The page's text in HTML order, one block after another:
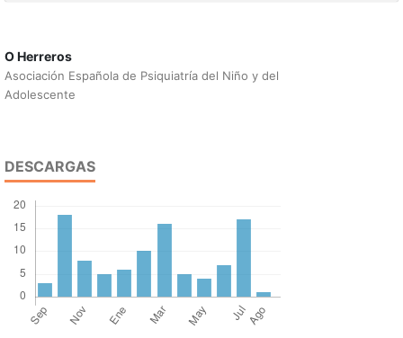
O Herreros
Asociación Española de Psiquiatría del Niño y del
Adolescente
DESCARGAS